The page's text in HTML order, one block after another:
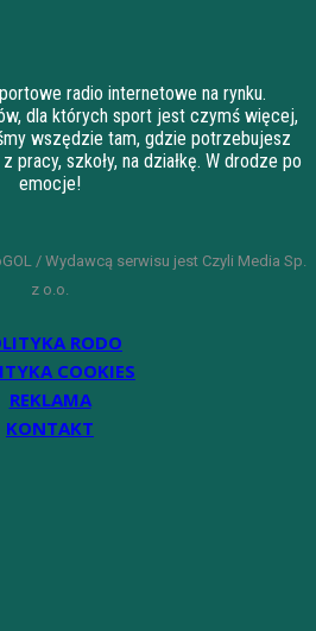
radio internetowe na rynku.
dla których sport jest czymś więcej,
wszędzie tam, gdzie potrzebujesz
pracy, szkoły, na działkę. W drodze po
emocje!
/ Wydawcą serwisu jest Czyli Media Sp.
z o.o.
RODO
COOKIES
REKLAMA
KONTAKT